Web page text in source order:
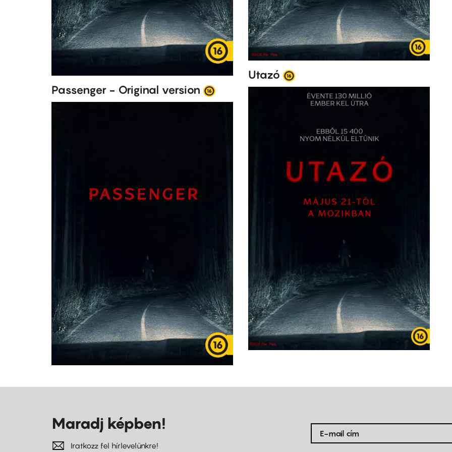
Passenger - Original version
Utazó
Maradj képben!
Iratkozz fel hírlevelünkre!